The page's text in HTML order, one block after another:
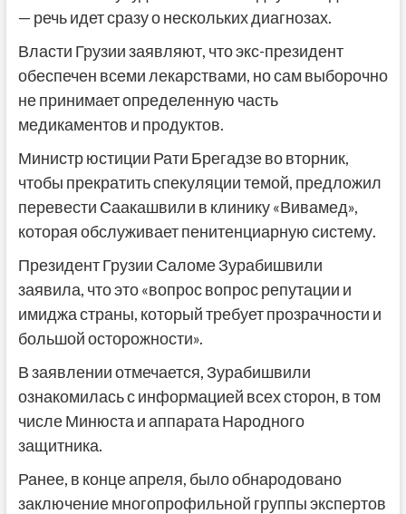
— речь идет сразу о нескольких диагнозах.
Власти Грузии заявляют, что экс-президент
обеспечен всеми лекарствами, но сам выборочно
не принимает определенную часть
медикаментов и продуктов.
Министр юстиции Рати Брегадзе во вторник,
чтобы прекратить спекуляции темой, предложил
перевести Саакашвили в клинику «Вивамед»,
которая обслуживает пенитенциарную систему.
Президент Грузии Саломе Зурабишвили
заявила, что это «вопрос вопрос репутации и
имиджа страны, который требует прозрачности и
большой осторожности».
В заявлении отмечается, Зурабишвили
ознакомилась с информацией всех сторон, в том
числе Минюста и аппарата Народного
защитника.
Ранее, в конце апреля, было обнародовано
заключение многопрофильной группы экспертов